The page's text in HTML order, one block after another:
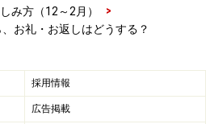
てきた場合には、配送業者に受
伝えて受領を拒否する方法、一
手紙を添えて返送する方法な
み方（12～2月）
>
お礼・お返しはどうする？
採用情報
広告掲載